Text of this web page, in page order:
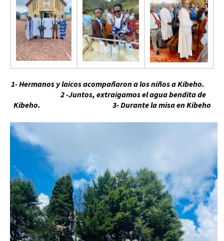
1- Hermanos y laicos acompañaron a los niños a Kibeho.
2 -Juntos, extraigamos el agua bendita de
Kibeho. 3- Durante la misa en Kibeho